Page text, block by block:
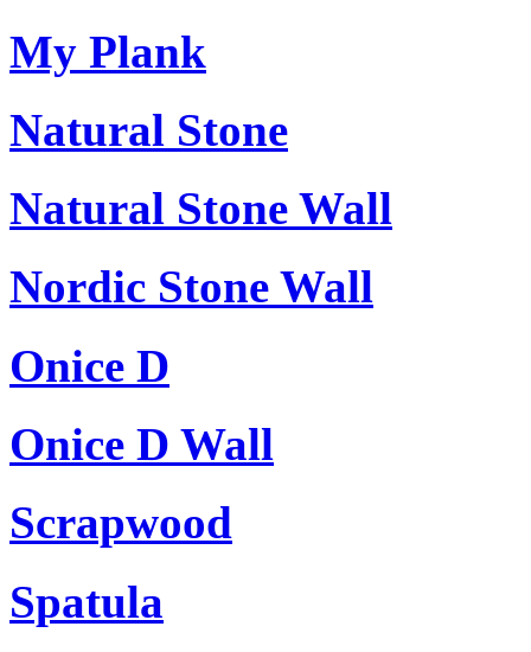
My Plank
Natural Stone
Natural Stone Wall
Nordic Stone Wall
Onice D
Onice D Wall
Scrapwood
Spatula